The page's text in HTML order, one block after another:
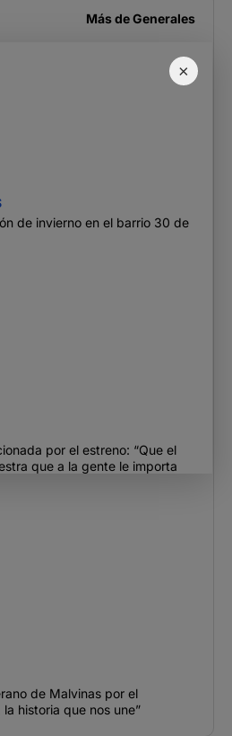
×
Más deGenerales
de invierno en el barrio 30 de
por el estreno: “Que el
que a la gente le importa
de Malvinas por el
historia que nos une”